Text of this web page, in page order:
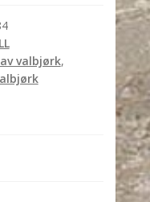
valbjørk,